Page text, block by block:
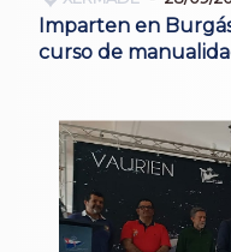
Imparten en
curso de